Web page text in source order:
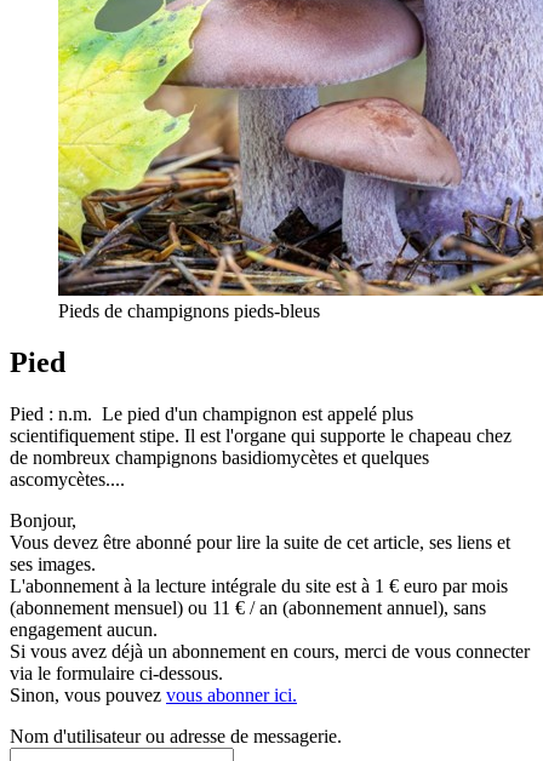
Pieds de champignons pieds-bleus
Pied
Pied : n.m. Le pied d'un champignon est appelé plus
scientifiquement stipe. Il est l'organe qui supporte le chapeau chez
de nombreux champignons basidiomycètes et quelques
ascomycètes....
Bonjour,
Vous devez être abonné pour lire la suite de cet article, ses liens et
ses images.
L'abonnement à la lecture intégrale du site est à 1 € euro par mois
(abonnement mensuel) ou 11 € / an (abonnement annuel), sans
engagement aucun.
Si vous avez déjà un abonnement en cours, merci de vous connecter
via le formulaire ci-dessous.
Sinon, vous pouvez vous abonner ici.
Nom d'utilisateur ou adresse de messagerie.